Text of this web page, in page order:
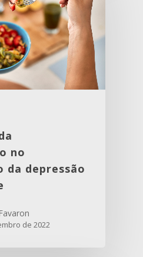
no
depressão
de 2022